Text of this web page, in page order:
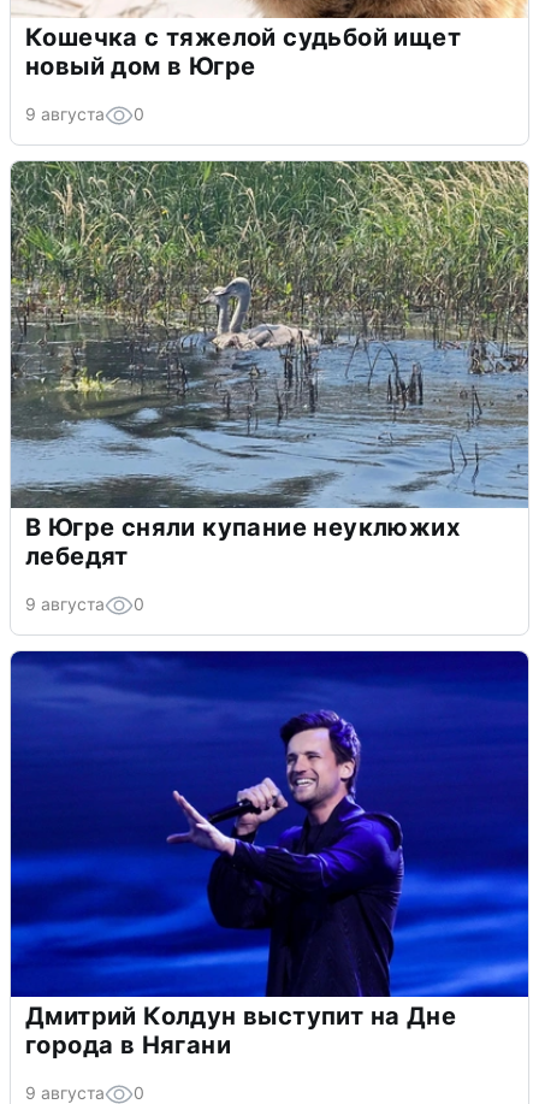
Кошечка с тяжелой судьбой ищет
новый дом в Югре
9 августа 0
В Югре сняли купание неуклюжих
лебедят
9 августа 0
Дмитрий Колдун выступит на Дне
города в Нягани
9 августа 0